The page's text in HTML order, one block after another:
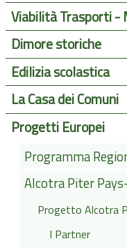
Viabilità Trasporti -
Dimore storiche
Edilizia scolastica
La Casa dei Comuni
Progetti Europei
Programma
Alcotra Piter
Progetto Alcotra
I Partner